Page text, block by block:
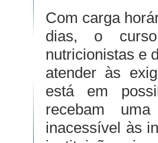
Com carga
dias, o curso
nutricionistas e
atender às
está em
recebam
inacessível às